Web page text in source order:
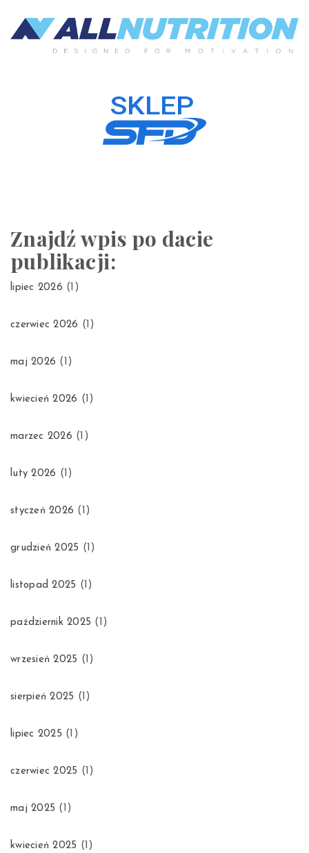
Znajdź wpis po dacie
publikacji:
lipiec 2026 (1)
czerwiec 2026 (1)
maj 2026 (1)
kwiecień 2026 (1)
marzec 2026 (1)
luty 2026 (1)
styczeń 2026 (1)
grudzień 2025 (1)
listopad 2025 (1)
październik 2025 (1)
wrzesień 2025 (1)
sierpień 2025 (1)
lipiec 2025 (1)
czerwiec 2025 (1)
maj 2025 (1)
kwiecień 2025 (1)